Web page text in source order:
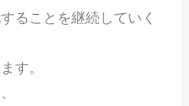
ることを継続していく
す。